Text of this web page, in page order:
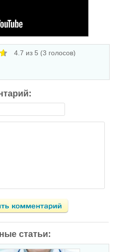
4.7 из 5 (3 голосов)
статьи: